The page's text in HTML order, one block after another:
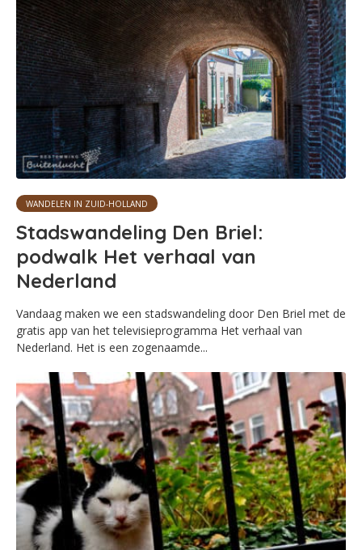
WANDELEN IN ZUID-HOLLAND
Stadswandeling Den Briel:
podwalk Het verhaal van
Nederland
Vandaag maken we een stadswandeling door Den Briel met de
gratis app van het televisieprogramma Het verhaal van
Nederland. Het is een zogenaamde...